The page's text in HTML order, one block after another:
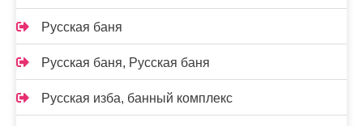
Русская баня
Русская баня, Русская баня
Русская изба, банный комплекс